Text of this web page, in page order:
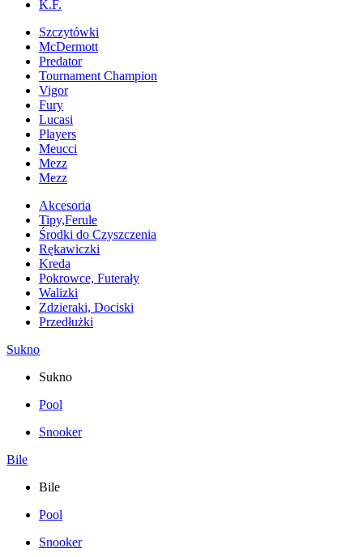
K.F.
Szczytówki
McDermott
Predator
Tournament Champion
Vigor
Fury
Lucasi
Players
Meucci
Mezz
Mezz
Akcesoria
Tipy,Ferule
Środki do Czyszczenia
Rękawiczki
Kreda
Pokrowce, Futerały
Walizki
Zdzieraki, Dociski
Przedłużki
Sukno
Sukno
Pool
Snooker
Bile
Bile
Pool
Snooker